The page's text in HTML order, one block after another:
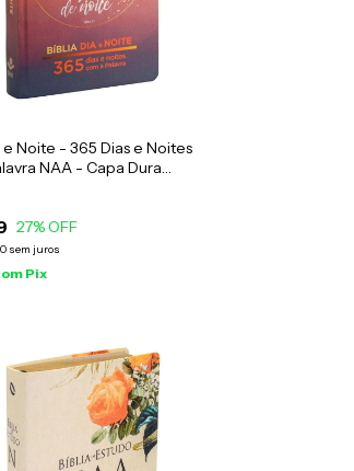
e Noite - 365 Dias e Noites
NAA - Capa Dura
27% OFF
sem juros
Pix